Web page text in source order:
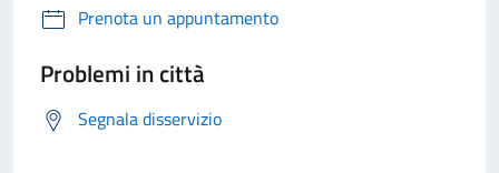
Prenota un appuntamento
Problemi in città
Segnala disservizio